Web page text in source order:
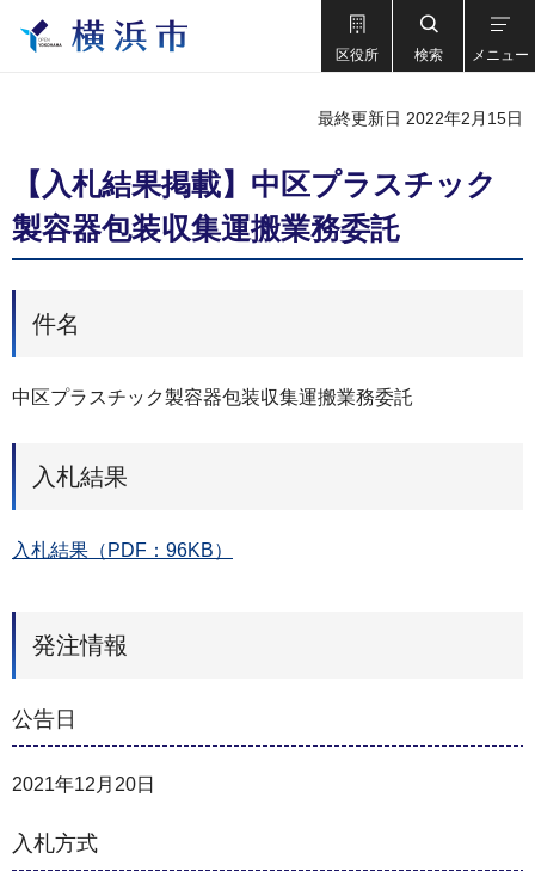
区役所 検索 メニュー
最終更新日 2022年2月15日
【入札結果掲載】中区プラスチック
製容器包装収集運搬業務委託
件名
中区プラスチック製容器包装収集運搬業務委託
入札結果
入札結果（PDF：96KB）
発注情報
公告日
2021年12月20日
入札方式